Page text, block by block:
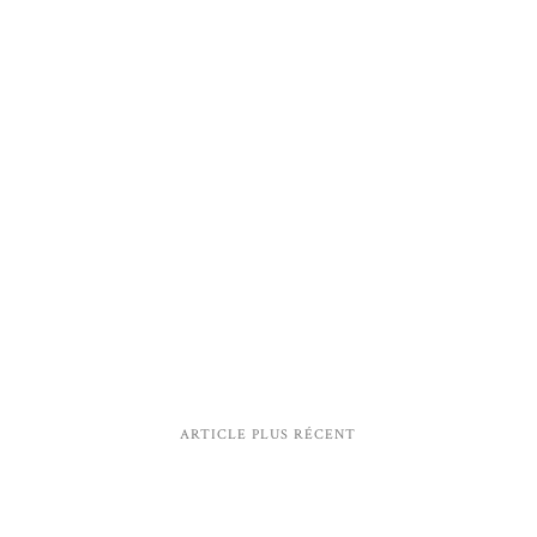
ARTICLE PLUS RÉCENT